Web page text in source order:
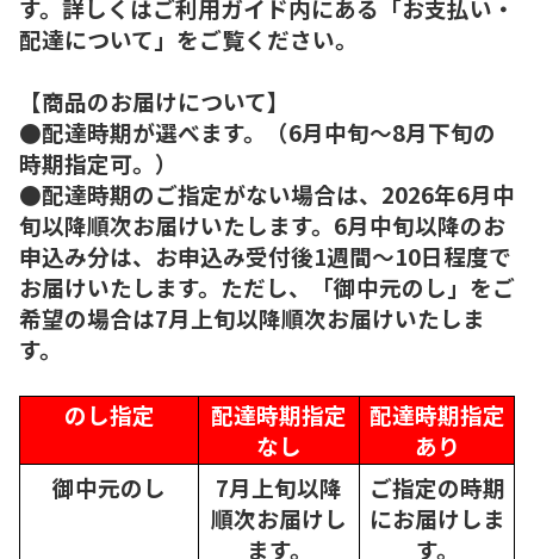
す。詳しくはご利用ガイド内にある「お支払い・
配達について」をご覧ください。
【商品のお届けについて】
●配達時期が選べます。（6月中旬～8月下旬の
時期指定可。）
●配達時期のご指定がない場合は、2026年6月中
旬以降順次お届けいたします。6月中旬以降のお
申込み分は、お申込み受付後1週間～10日程度で
お届けいたします。ただし、「御中元のし」をご
希望の場合は7月上旬以降順次お届けいたしま
す。
のし指定
配達時期指定
なし
配達時期指定
あり
御中元のし
7月上旬以降
順次お届けし
ます。
ご指定の時期
にお届けしま
す。